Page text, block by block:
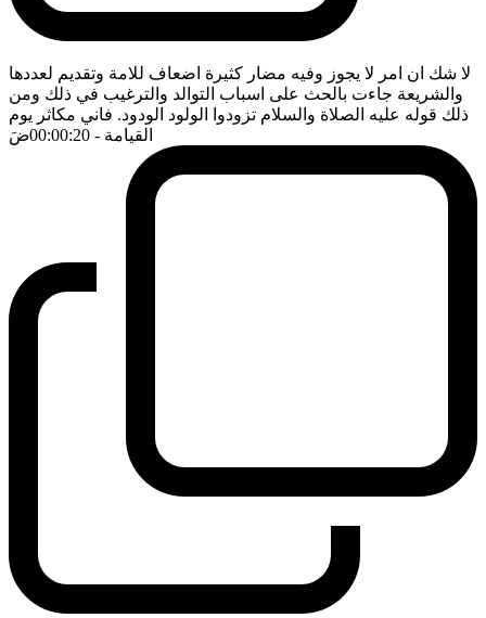
لا شك ان امر لا يجوز وفيه مضار كثيرة اضعاف للامة وتقديم لعددها
والشريعة جاءت بالحث على اسباب التوالد والترغيب في ذلك ومن
ذلك قوله عليه الصلاة والسلام تزودوا الولود الودود. فاني مكاثر يوم
القيامة - 00:00:20 ضَ